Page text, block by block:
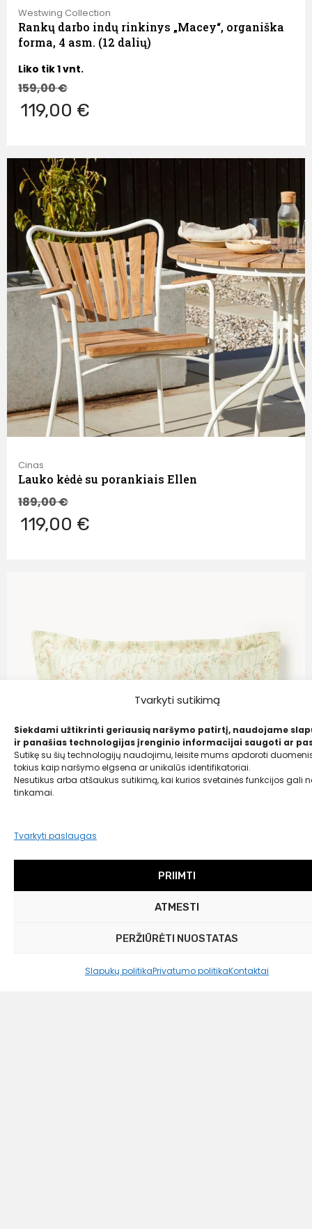
Tvarkyti sutikimą
Siekdami užtikrinti geriausią naršymo patirtį, naudojame
ir panašias technologijas įrenginio informacijai saugoti ar
Sutikę su šių technologijų naudojimu, leisite mums apdoroti
tokius kaip naršymo elgsena ar unikalūs identifikatoriai.
Nesutikus arba atšaukus sutikimą, kai kurios svetainės funkcijos gali
tinkamai.
Tvarkyti paslaugas
PRIIMTI
ATMESTI
PERŽIŪRĖTI NUOSTATAS
Slapukų politikaPrivatumo politikaKontaktai
Westwing Collection
Rankų darbo indų rinkinys „Macey“, organiška
forma, 4 asm. (12 dalių)
Liko tik 1 vnt.
159,00€
119,00 €
Cinas
Lauko kėdė su porankiais Ellen
189,00€
119,00 €
Medvilninio satino pagalvės užvalkalas